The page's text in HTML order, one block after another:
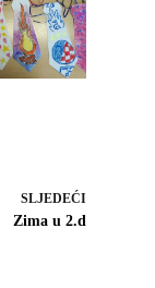
SLJEDEĆI
Zima u 2.d